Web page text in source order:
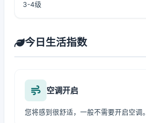
3-4级
今日生活指数
空调开启
您将感到很舒适，一般不需要开启空调。